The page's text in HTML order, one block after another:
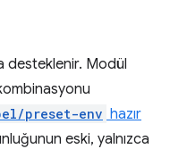
desteklenir. Modül
preset-env hazır
eski, yalnızca